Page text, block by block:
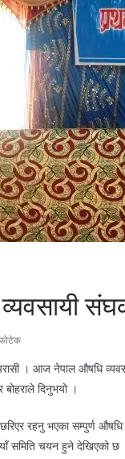
। आज नेपाल औषधि
बोहराले दिनुभयो ।
रहनु भएका सम्पुर्ण
समिति चयन हुने देखिएको छ